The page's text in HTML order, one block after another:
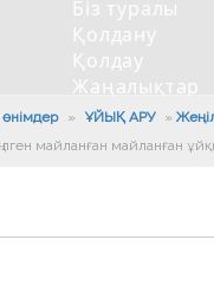
Біз туралы
мәлімет
Қолдану
Қолдау
орнату
Жаңалықтар
Бізбен
хабарласыңыз
өнімдер » ҰЙЫҚ АРУ »
майланған майланған